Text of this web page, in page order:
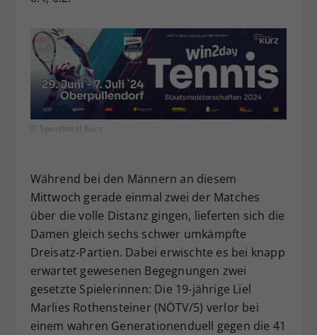
© Sporthotel Kurz
Während bei den Männern an diesem
Mittwoch gerade einmal zwei der Matches
über die volle Distanz gingen, lieferten sich die
Damen gleich sechs schwer umkämpfte
Dreisatz-Partien. Dabei erwischte es bei knapp
erwartet gewesenen Begegnungen zwei
gesetzte Spielerinnen: Die 19-jährige Liel
Marlies Rothensteiner (NÖTV/5) verlor bei
einem wahren Generationenduell gegen die 41